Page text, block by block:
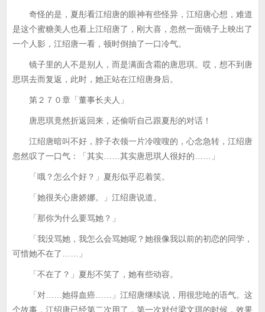
奇怪的是，夏彤看江绍唐的眼神有些怪异，江绍唐心想，难道
是这个蜜糖美人也看上江绍唐了，刚大喜，忽然一面镜子上映出了
一个人影，江绍唐一看，顿时倒抽了一口冷气。
镜子里的人不是别人，而是满面含霜的唐思琪。哎，想不到唐
思琪去而复返，此时，她正站在江绍唐身后。
第２７０章「董事长夫人」
唐思琪竟然折返回来，还偷听自己跟夏彤的对话！
江绍唐暗叫不好，脖子衣领一片冷嗖嗖的，心念急转，江绍唐
忽然叹了一口气：「其实……其实唐思琪人很好的……」
「哦？怎么个好？」夏彤似乎忍着笑。
「她很关心唐娇娜。」江绍唐说道。
「那你为什么要骂她？」
「我没骂她，我怎么会骂她呢？她很像我以前的初恋的同学，
可惜她不在了……」
「不在了？」夏彤不笑了，她有些动容。
「对……她得血癌……」江绍唐继续说，用很悲呛的语气。这
个故事，江绍唐已经第二次用了，第一次对付梁文琪的时候，效果